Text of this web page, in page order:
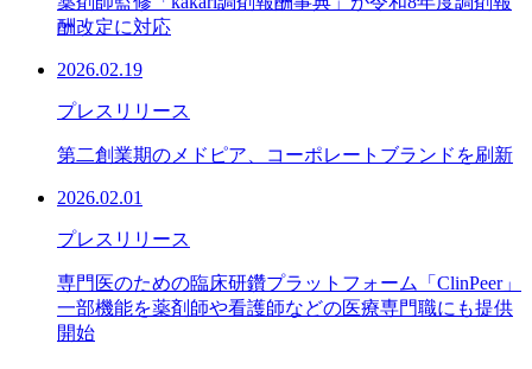
酬改定に対応
2026.02.19
プレスリリース
第二創業期のメドピア、コーポレートブランドを刷新
2026.02.01
プレスリリース
専門医のための臨床研鑽プラットフォーム「ClinPeer」
一部機能を薬剤師や看護師などの医療専門職にも提供
開始